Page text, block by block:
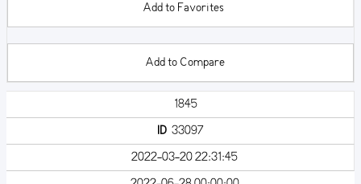
Add to Favorites
Add to Compare
1845
ID33097
2022-03-20 22:31:45